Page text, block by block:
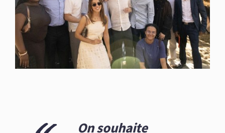
On souhaite